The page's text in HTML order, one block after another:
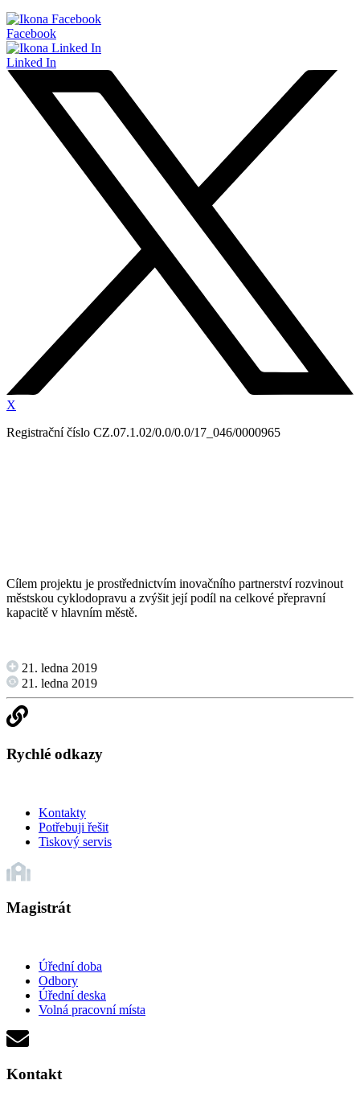
Facebook
Linked In
X
Registrační číslo CZ.07.1.02/0.0/0.0/17_046/0000965
Cílem projektu je prostřednictvím inovačního partnerství rozvinout
městskou cyklodopravu a zvýšit její podíl na celkové přepravní
kapacitě v hlavním městě.
21. ledna 2019
21. ledna 2019
Rychlé odkazy
Kontakty
Potřebuji řešit
Tiskový servis
Magistrát
Úřední doba
Odbory
Úřední deska
Volná pracovní místa
Kontakt